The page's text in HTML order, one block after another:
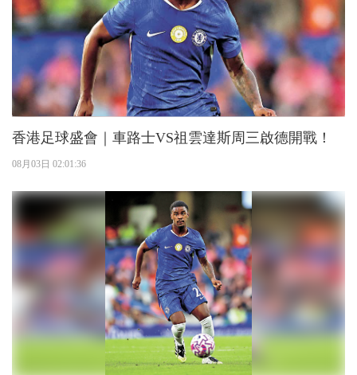
香港足球盛會｜車路士VS祖雲達斯周三啟德開戰！
08月03日 02:01:36